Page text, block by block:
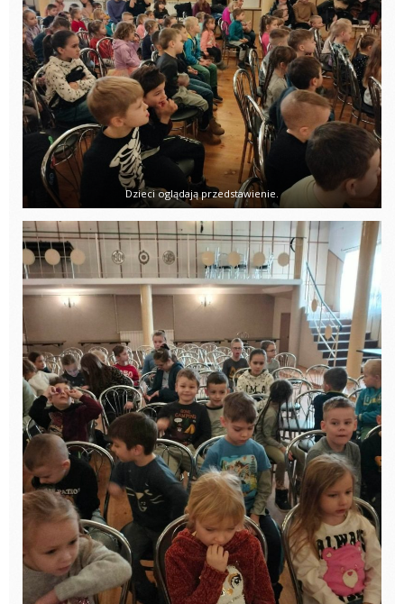
Dzieci oglądają przedstawienie.